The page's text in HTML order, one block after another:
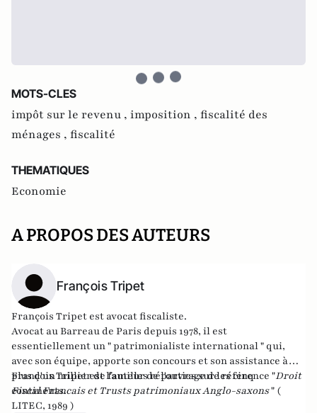
MOTS-CLES
impôt sur le revenu , imposition , fiscalité des
ménages , fiscalité
THEMATIQUES
Economie
A PROPOS DES AUTEURS
François Tripet
François Tripet est avocat fiscaliste.
Avocat au Barreau de Paris depuis 1978, il est
essentiellement un " patrimonialiste international " qui,
avec son équipe, apporte son concours et son assistance à
plus d'un millier de familles réparties sur les cinq
continents.
François Tripet est l'auteur de l'ouvrage de réference "Droit
Fiscal Francais et Trusts patrimoniaux Anglo-saxons" (
LITEC, 1989 )